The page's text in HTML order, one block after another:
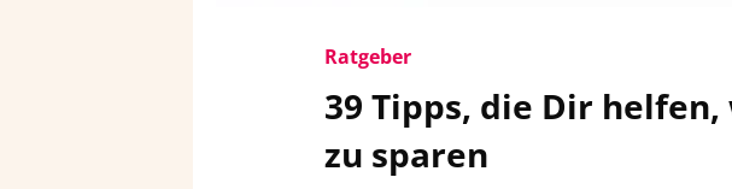
Rat­ge­ber
39 Tipps, die Dir
zu spa­ren